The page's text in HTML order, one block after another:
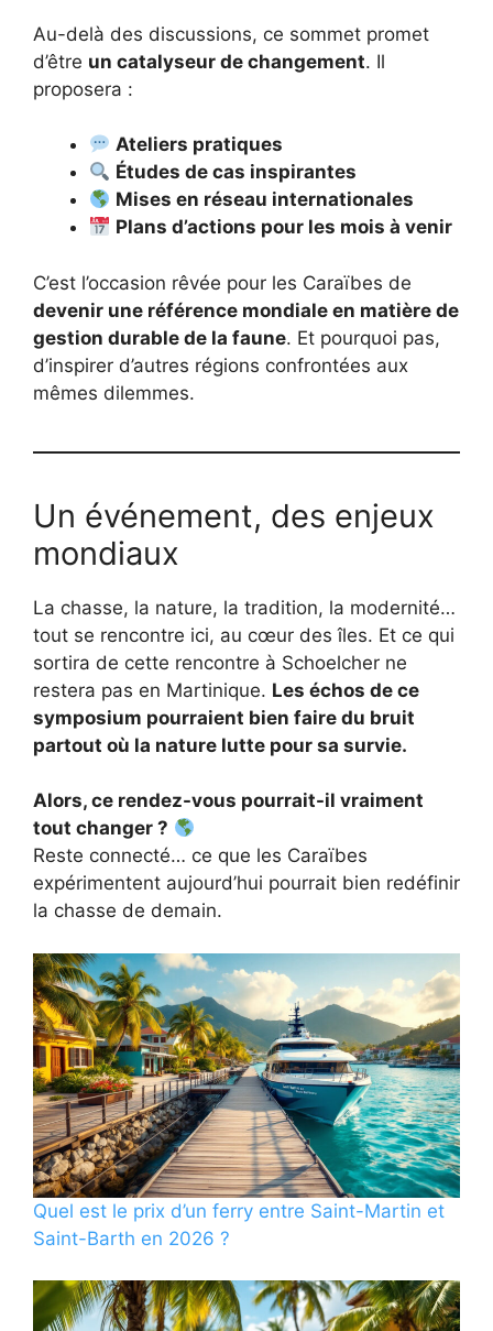
Au-delà des discussions, ce sommet promet
d’être un catalyseur de changement. Il
proposera :
Ateliers pratiques
Études de cas inspirantes
Mises en réseau internationales
Plans d’actions pour les mois à venir
C’est l’occasion rêvée pour les Caraïbes de
devenir une référence mondiale en matière de
gestion durable de la faune. Et pourquoi pas,
d’inspirer d’autres régions confrontées aux
mêmes dilemmes.
Un événement, des enjeux
mondiaux
La chasse, la nature, la tradition, la modernité…
tout se rencontre ici, au cœur des îles. Et ce qui
sortira de cette rencontre à Schoelcher ne
restera pas en Martinique. Les échos de ce
symposium pourraient bien faire du bruit
partout où la nature lutte pour sa survie.
Alors, ce rendez-vous pourrait-il vraiment
tout changer ?
Reste connecté… ce que les Caraïbes
expérimentent aujourd’hui pourrait bien redéfinir
la chasse de demain.
Quel est le prix d’un ferry entre Saint-Martin et
Saint-Barth en 2026 ?